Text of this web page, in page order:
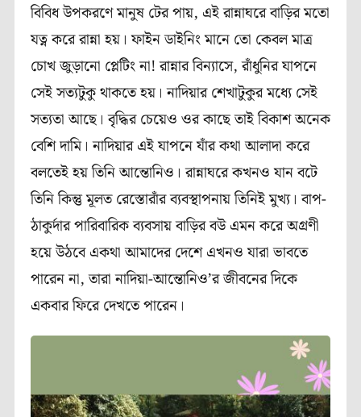
বিবিধ উপকরণে মানুষ টের পায়, এই রান্নাঘরে বাড়ির মতো
যত্ন করে রান্না হয়। ফাইন ডাইনিং মানে তো কেবল মাত্র
চোখ জুড়ানো প্লেটিং না! রান্নার বিন্যাসে, রাঁধুনির যাপনে
সেই সত্যটুকু থাকতে হয়। নাদিয়ার শেখাটুকুর মধ্যে সেই
সত্যতা আছে। বৃদ্ধির চেয়েও ওর কাছে তাই বিকাশ অনেক
বেশি দামি। নাদিয়ার এই যাপনে যাঁর কথা আলাদা করে
বলতেই হয় তিনি আন্তোনিও। রান্নাঘরে কখনও যান বটে
তিনি কিন্তু মূলত রেস্তোরাঁর ব্যবস্থাপনায় তিনিই মুখ্য। বাপ-
ঠাকুর্দার পারিবারিক ব্যবসায় বাড়ির বউ এমন করে অগ্রণী
হয়ে উঠবে একথা আমাদের দেশে এখনও যারা ভাবতে
পারেন না, তারা নাদিয়া-আন্তোনিও’র জীবনের দিকে
একবার ফিরে দেখতে পারেন।